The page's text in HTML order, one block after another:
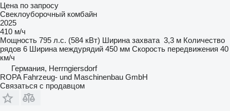
Цена по запросу
Свеклоуборочный комбайн
2025
410 м/ч
Мощность 795 л.с. (584 кВт) Ширина захвата 3,3 м Количество
рядов 6 Ширина междурядий 450 мм Скорость передвижения 40
км/ч
Германия, Herrngiersdorf
ROPA Fahrzeug- und Maschinenbau GmbH
Связаться с продавцом